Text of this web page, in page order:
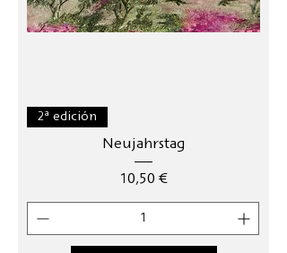
2ª edición
Neujahrstag
Precio
10,50 €